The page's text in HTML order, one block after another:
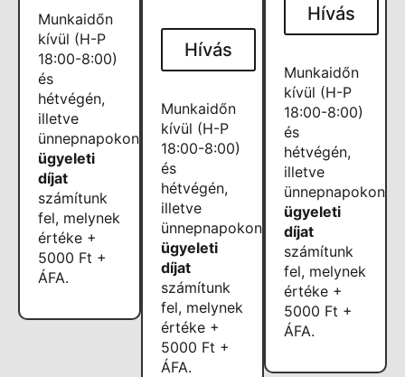
Munkaidőn
kívül (H-P
18:00-8:00)
és
hétvégén,
illetve
ünnepnapokon
ügyeleti
díjat
számítunk
fel, melynek
értéke +
5000 Ft +
ÁFA.
Hívás
Munkaidőn
kívül (H-P
18:00-8:00)
és
hétvégén,
illetve
ünnepnapokon
ügyeleti
díjat
számítunk
fel, melynek
értéke +
5000 Ft +
ÁFA.
Hívás
Munkaidőn
kívül (H-P
18:00-8:00)
és
hétvégén,
illetve
ünnepnapokon
ügyeleti
díjat
számítunk
fel, melynek
értéke +
5000 Ft +
ÁFA.